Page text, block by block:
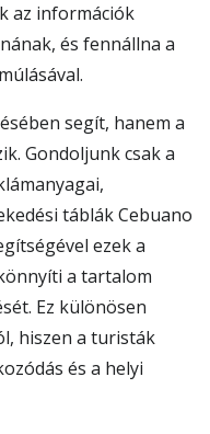
az információk
és fennállna a
segít, hanem a
Gondoljunk csak a
táblák Cebuano
ezek a
a tartalom
Ez különösen
hiszen a turisták
és a helyi